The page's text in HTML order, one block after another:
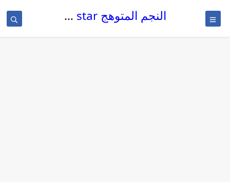
النجم المتوهج The glowing star